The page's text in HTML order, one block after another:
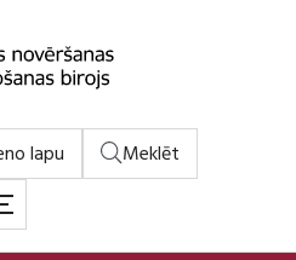
lapu
Meklēt